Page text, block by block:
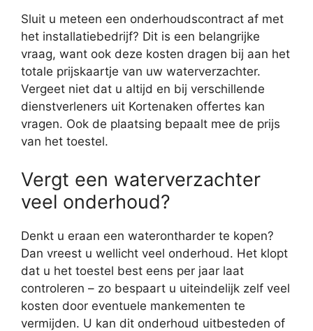
Sluit u meteen een onderhoudscontract af met
het installatiebedrijf? Dit is een belangrijke
vraag, want ook deze kosten dragen bij aan het
totale prijskaartje van uw waterverzachter.
Vergeet niet dat u altijd en bij verschillende
dienstverleners uit Kortenaken offertes kan
vragen. Ook de plaatsing bepaalt mee de prijs
van het toestel.
Vergt een waterverzachter
veel onderhoud?
Denkt u eraan een waterontharder te kopen?
Dan vreest u wellicht veel onderhoud. Het klopt
dat u het toestel best eens per jaar laat
controleren – zo bespaart u uiteindelijk zelf veel
kosten door eventuele mankementen te
vermijden. U kan dit onderhoud uitbesteden of